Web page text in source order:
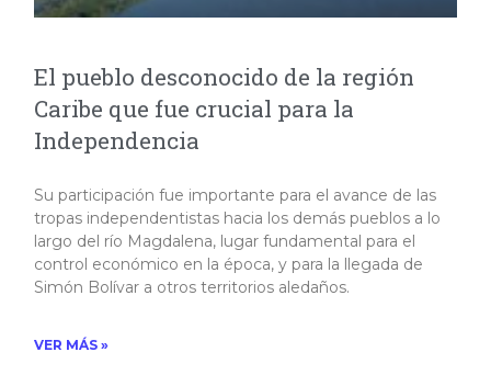
El pueblo desconocido de la región
Caribe que fue crucial para la
Independencia
Su participación fue importante para el avance de las
tropas independentistas hacia los demás pueblos a lo
largo del río Magdalena, lugar fundamental para el
control económico en la época, y para la llegada de
Simón Bolívar a otros territorios aledaños.
VER MÁS »